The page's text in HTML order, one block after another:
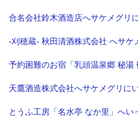
合名会社鈴木酒造店へサケメグリ
-刈穂蔵- 秋田清酒株式会社 へサケ
予約困難のお宿「乳頭温泉郷 秘湯
天鷹酒造株式会社へサケメグリに
とうふ工房「名水亭 なか里」へい